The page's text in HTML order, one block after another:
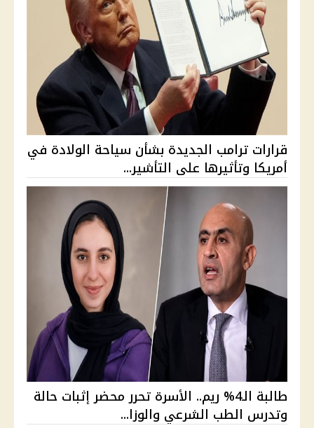
قرارات ترامب الجديدة بشأن سياحة الولادة في
أمريكا وتأثيرها على التأشير...
طالبة الـ4% ريم.. الأسرة تحرر محضر إثبات حالة
وتدرس الطب الشرعي والوزا...